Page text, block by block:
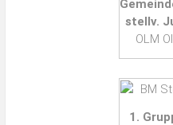
stellv.
OLM
1.